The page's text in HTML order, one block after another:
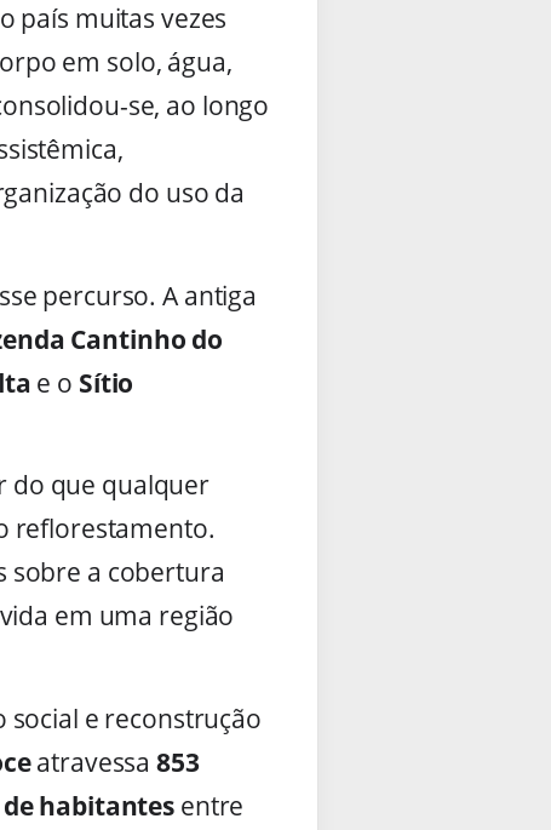
país muitas vezes
em solo, água,
se, ao longo
do uso da
percurso. A antiga
Cantinho do
e o Sítio
do que qualquer
reflorestamento.
sobre a cobertura
em uma região
e reconstrução
atravessa853
habitantes entre